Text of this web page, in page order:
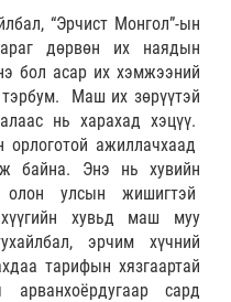
“Эрчист Монгол”-ын
дөрвөн их наядын
бол асар их хэмжээний
Маш их зөрүүтэй
нь харахад хэцүү.
ажиллачхаад
байна. Энэ нь хувийн
улсын жишигтэй
хувьд маш муу
эрчим хүчний
тарифын хязгаартай
сард